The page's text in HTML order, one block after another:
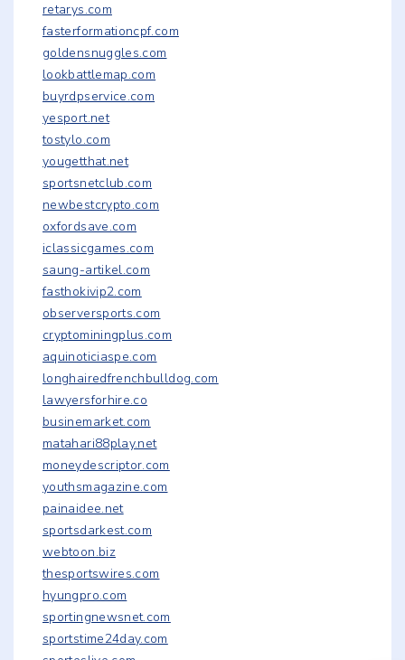
retarys.com
fasterformationcpf.com
goldensnuggles.com
lookbattlemap.com
buyrdpservice.com
yesport.net
tostylo.com
yougetthat.net
sportsnetclub.com
newbestcrypto.com
oxfordsave.com
iclassicgames.com
saung-artikel.com
fasthokivip2.com
observersports.com
cryptominingplus.com
aquinoticiaspe.com
longhairedfrenchbulldog.com
lawyersforhire.co
businemarket.com
matahari88play.net
moneydescriptor.com
youthsmagazine.com
painaidee.net
sportsdarkest.com
webtoon.biz
thesportswires.com
hyungpro.com
sportingnewsnet.com
sportstime24day.com